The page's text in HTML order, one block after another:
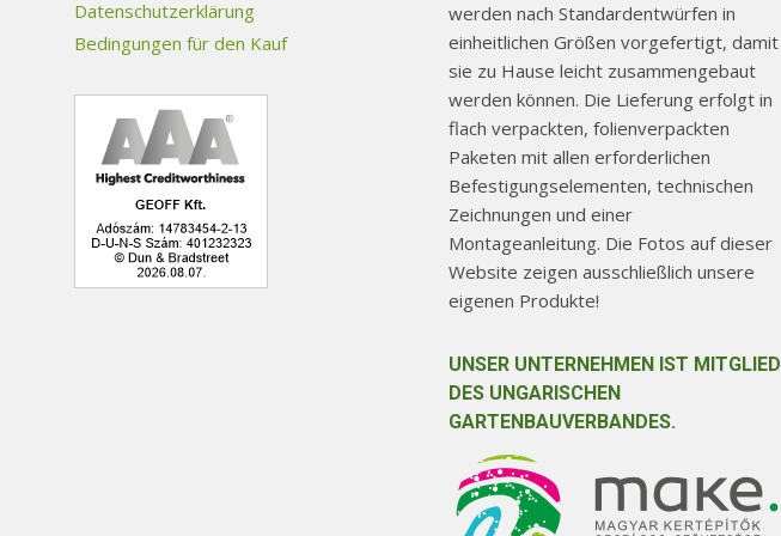
Datenschutzerklärung
Bedingungen für den Kauf
werden nach Standardentwürfen in
einheitlichen Größen vorgefertigt, damit
sie zu Hause leicht zusammengebaut
werden können. Die Lieferung erfolgt in
flach verpackten, folienverpackten
Paketen mit allen erforderlichen
Befestigungselementen, technischen
Zeichnungen und einer
Montageanleitung. Die Fotos auf dieser
Website zeigen ausschließlich unsere
eigenen Produkte!
UNSER UNTERNEHMEN IST MITGLIED
DES UNGARISCHEN
GARTENBAUVERBANDES.